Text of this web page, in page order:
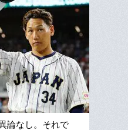
論なし。それで